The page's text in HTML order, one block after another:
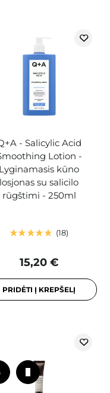
- Salicylic Acid
Lotion -
Lyginamasis kūno
losjonas su salicilo
rūgštimi - 250ml
18
15,20 €
PRIDĖTI Į KREPŠELĮ